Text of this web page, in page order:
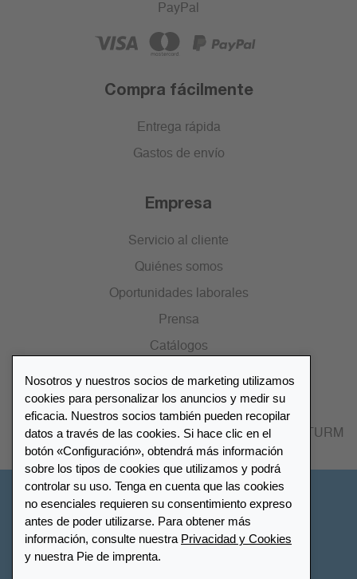
PayPal
Compra fácilmente
Entrega rápida
Gastos de envío
Empresa
Servicio al cliente
Quiénes somos
Oportunidades laborales
Prensa
Catálogos
Lista de distribuidores
Encuentre su distribuidor más cercano LEUCHTTURM
Nosotros y nuestros socios de marketing utilizamos
cookies para personalizar los anuncios y medir su
eficacia. Nuestros socios también pueden recopilar
datos a través de las cookies. Si hace clic en el
botón «Configuración», obtendrá más información
sobre los tipos de cookies que utilizamos y podrá
controlar su uso. Tenga en cuenta que las cookies
no esenciales requieren su consentimiento expreso
antes de poder utilizarse. Para obtener más
información, consulte nuestra Privacidad y Cookies
y nuestra Pie de imprenta.
Configuración de cookies Privacidad y Cookies
Declaración de accesibilidad